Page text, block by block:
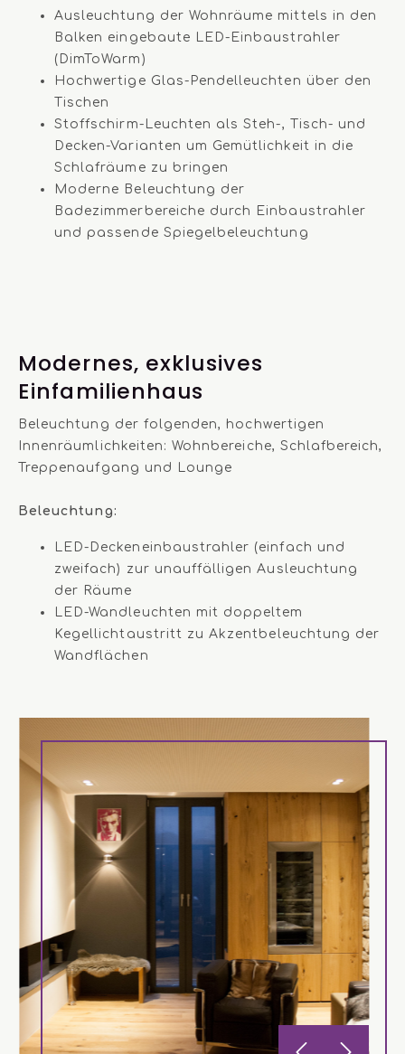
Ausleuchtung der Wohnräume mittels in den
Balken eingebaute LED-Einbaustrahler
(DimToWarm)
Hochwertige Glas-Pendelleuchten über den
Tischen
Stoffschirm-Leuchten als Steh-, Tisch- und
Decken-Varianten um Gemütlichkeit in die
Schlafräume zu bringen
Moderne Beleuchtung der
Badezimmerbereiche durch Einbaustrahler
und passende Spiegelbeleuchtung
Modernes, exklusives
Einfamilienhaus
Beleuchtung der folgenden, hochwertigen
Innenräumlichkeiten: Wohnbereiche, Schlafbereich,
Treppenaufgang und Lounge
Beleuchtung:
LED-Deckeneinbaustrahler (einfach und
zweifach) zur unauffälligen Ausleuchtung
der Räume
LED-Wandleuchten mit doppeltem
Kegellichtaustritt zu Akzentbeleuchtung der
Wandflächen